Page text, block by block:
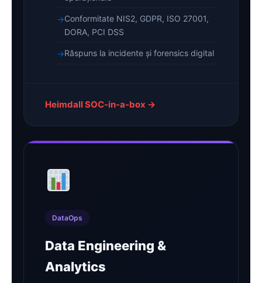
Conformitate NIS2, GDPR, ISO 27001,
DORA, PCI DSS
Răspuns la incidente și forensics digital
Heimdall SOC-in-a-box →
DataOps
Data Engineering &
Analytics